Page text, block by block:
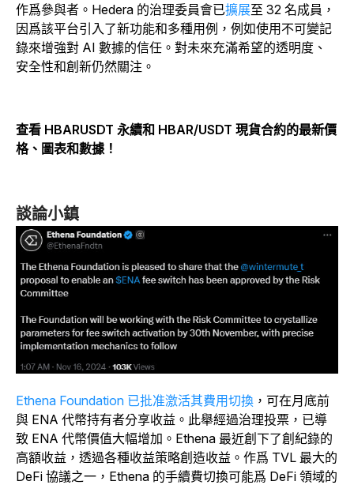
作爲參與者。Hedera 的治理委員會已擴展至 32 名成員，
因爲該平台引入了新功能和多種用例，例如使用不可變記
錄來增強對 AI 數據的信任。對未來充滿希望的透明度、
安全性和創新仍然關注。
查看 HBARUSDT 永續和 HBAR/USDT 現貨合約的最新價
格、圖表和數據！
談論小鎮
Ethena Foundation 已批准激活其費用切換 ，可在月底前
與 ENA 代幣持有者分享收益。此舉經過治理投票，已導
致 ENA 代幣價值大幅增加。Ethena 最近創下了創紀錄的
高額收益，透過各種收益策略創造收益。作爲 TVL 最大的
DeFi 協議之一，Ethena 的手續費切換可能爲 DeFi 領域的